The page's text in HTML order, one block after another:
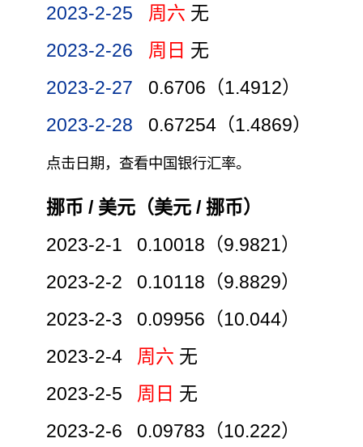
2023-2-25 周六 无
2023-2-26
周日 无
2023-2-27
0.6706（1.4912）
2023-2-28
0.67254（1.4869）
点击日期，查看中国银行汇率。
挪币 / 美元（美元 / 挪币）
2023-2-1 0.10018（9.9821）
2023-2-2 0.10118（9.8829）
2023-2-3 0.09956（10.044）
2023-2-4 周六 无
2023-2-5 周日 无
2023-2-6 0.09783（10.222）